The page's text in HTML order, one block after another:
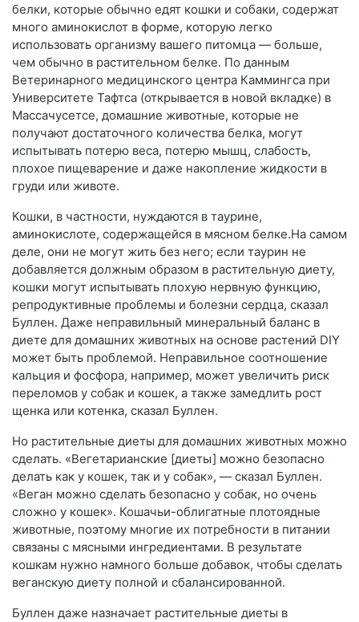
белки, которые обычно едят кошки и собаки, содержат
много аминокислот в форме, которую легко
использовать организму вашего питомца — больше,
чем обычно в растительном белке. По данным
Ветеринарного медицинского центра Каммингса при
Университете Тафтса (открывается в новой вкладке) в
Массачусетсе, домашние животные, которые не
получают достаточного количества белка, могут
испытывать потерю веса, потерю мышц, слабость,
плохое пищеварение и даже накопление жидкости в
груди или животе.
Кошки, в частности, нуждаются в таурине,
аминокислоте, содержащейся в мясном белке.На самом
деле, они не могут жить без него; если таурин не
добавляется должным образом в растительную диету,
кошки могут испытывать плохую нервную функцию,
репродуктивные проблемы и болезни сердца, сказал
Буллен. Даже неправильный минеральный баланс в
диете для домашних животных на основе растений DIY
может быть проблемой. Неправильное соотношение
кальция и фосфора, например, может увеличить риск
переломов у собак и кошек, а также замедлить рост
щенка или котенка, сказал Буллен.
Но растительные диеты для домашних животных можно
сделать. «Вегетарианские [диеты] можно безопасно
делать как у кошек, так и у собак», — сказал Буллен.
«Веган можно сделать безопасно у собак, но очень
сложно у кошек». Кошачьи-облигатные плотоядные
животные, поэтому многие их потребности в питании
связаны с мясными ингредиентами. В результате
кошкам нужно намного больше добавок, чтобы сделать
веганскую диету полной и сбалансированной.
Буллен даже назначает растительные диеты в